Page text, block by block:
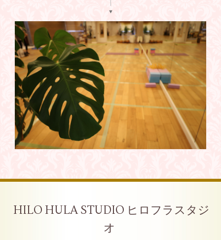
▼
HILO HULA STUDIO ヒロフラスタジ
オ